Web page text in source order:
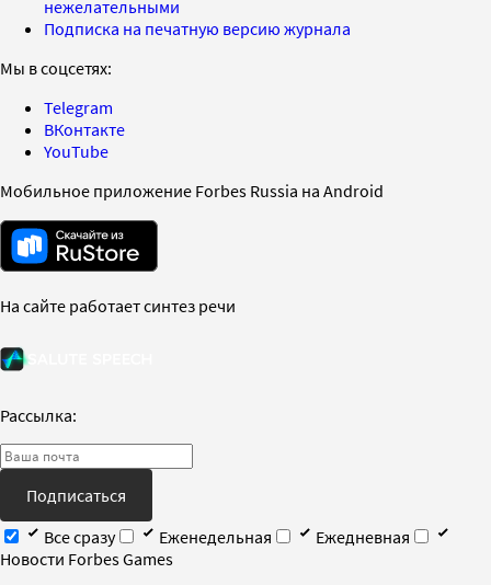
нежелательными
Подписка на печатную версию журнала
Мы в соцсетях:
Telegram
ВКонтакте
YouTube
Мобильное приложение Forbes Russia на Android
На сайте работает синтез речи
Рассылка:
Подписаться
Все сразу
Еженедельная
Ежедневная
Новости Forbes Games